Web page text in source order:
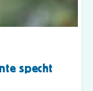
specht